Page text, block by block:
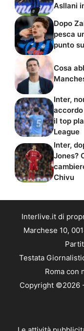
Asllani
Dopo
pesca
punto
Cosa
Inter,
il top
League
Inter,
Jones?
Chivu
Interlive.it di
Marchese 10,
Testata
Roma con
Copyright ©2026